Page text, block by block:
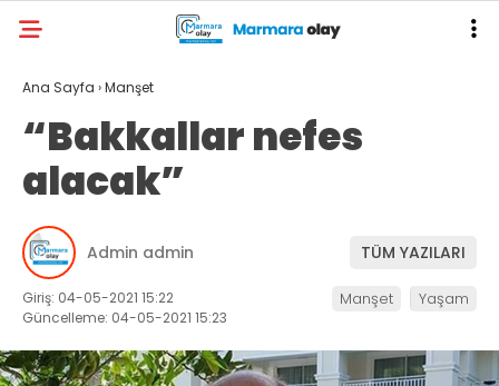
Ana Sayfa ›Manşet
“Bakkallar nefes
alacak”
Admin admin TÜM YAZILARI
Giriş: 04-05-2021 15:22
Güncelleme: 04-05-2021 15:23
Manşet Yaşam